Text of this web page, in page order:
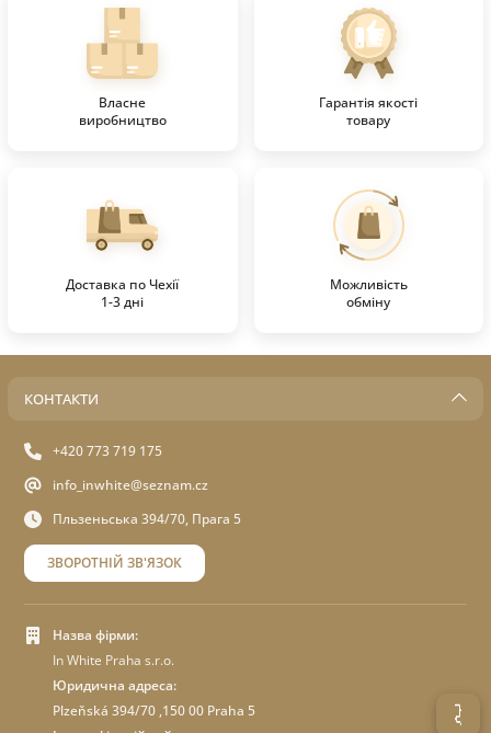
Власне
виробництво
Гарантія якості
товару
Доставка по Чехії
1-3 дні
Можливість
обміну
КОНТАКТИ
+420 773 719 175
info_inwhite@seznam.cz
Пльзеньська 394/70, Прага 5
ЗВОРОТНІЙ ЗВ'ЯЗОК
Назва фірми:
In White Praha s.r.o.
Юридична адреса:
Plzeňská 394/70 ,150 00 Praha 5